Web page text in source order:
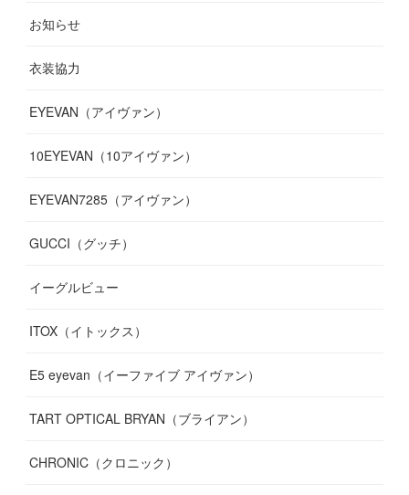
(14
(8
(9
(14
(19
(12)
(10)
(12
(10
(17)
(11)
(10)
(9
(7
(7
(10)
(11)
12)
(3
( 7
(13)
(11)
(13)
7)
(12)
(
( 5
(8)
(12)
11)
(13)
(13)
(10 )
(10)
13)
(16)
(14)
(17)
お知らせ
衣装協力
EYEVAN（アイヴァン）
10EYEVAN（10アイヴァン）
EYEVAN7285（アイヴァン）
GUCCI（グッチ）
イーグルビュー
ITOX（イトックス）
E5 eyevan（イーファイブ アイヴァン）
TART OPTICAL BRYAN（ブライアン）
CHRONIC（クロニック）